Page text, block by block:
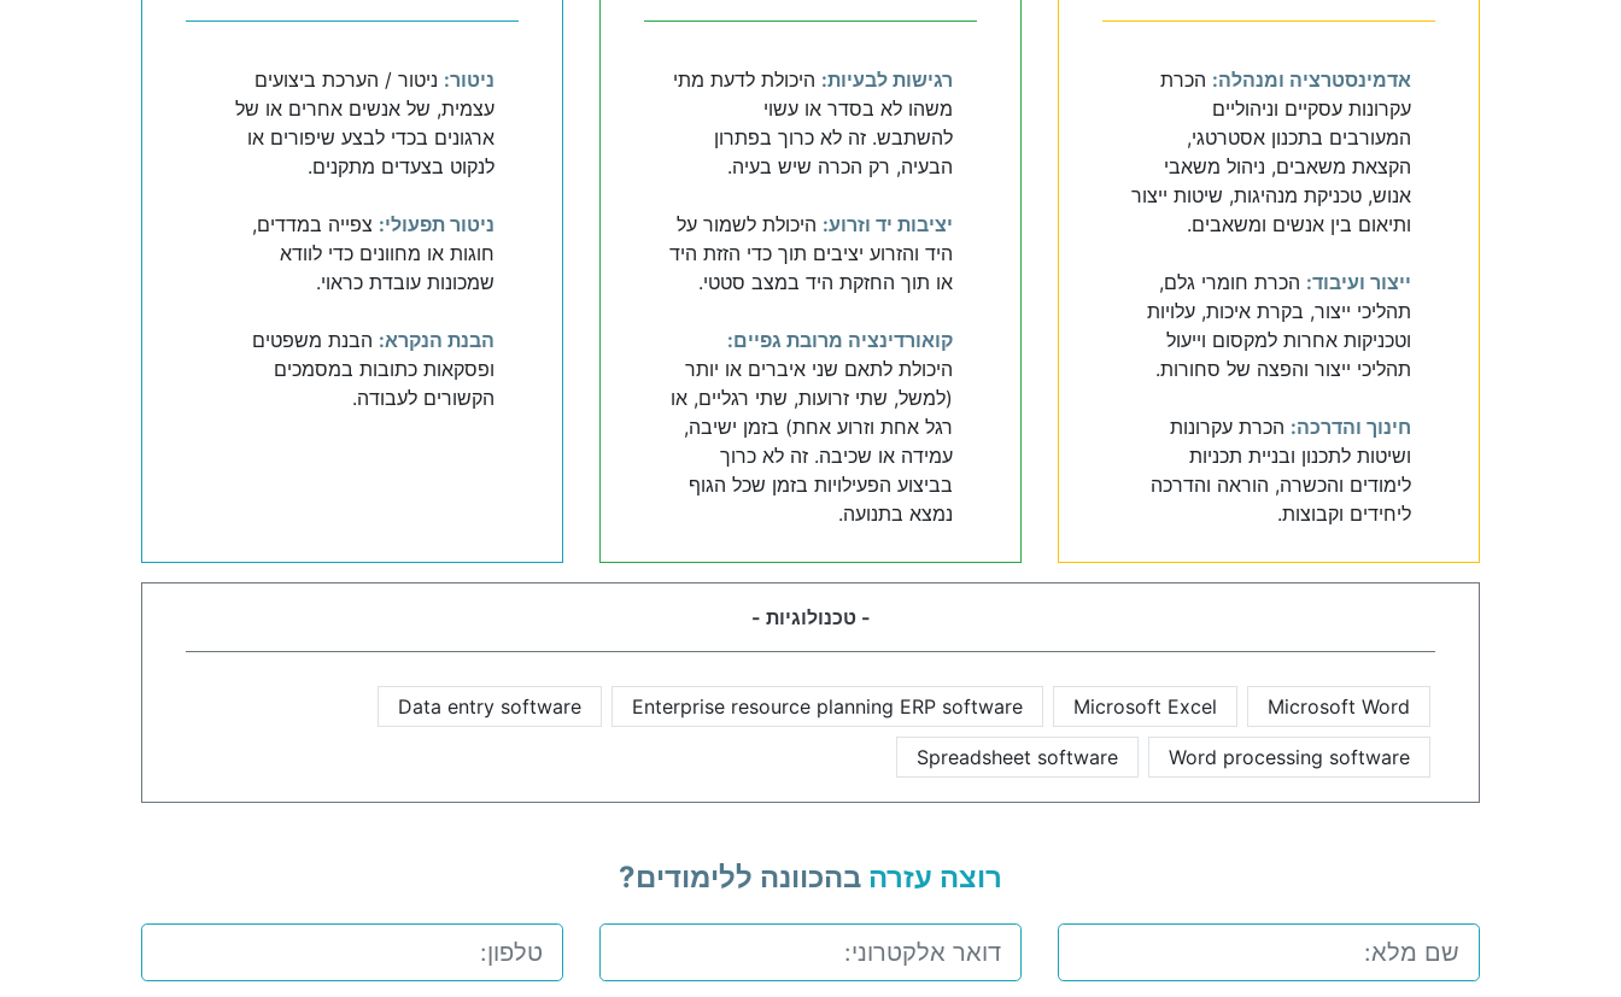
אדמינסטרציה ומנהלה: הכרת
עקרונות עסקיים וניהוליים
המעורבים בתכנון אסטרטגי,
הקצאת משאבים, ניהול משאבי
אנוש, טכניקת מנהיגות, שיטות ייצור
ותיאום בין אנשים ומשאבים.
ייצור ועיבוד: הכרת חומרי גלם,
תהליכי ייצור, בקרת איכות, עלויות
וטכניקות אחרות למקסום וייעול
תהליכי ייצור והפצה של סחורות.
חינוך והדרכה: הכרת עקרונות
ושיטות לתכנון ובניית תכניות
לימודים והכשרה, הוראה והדרכה
ליחידים וקבוצות.
רגישות לבעיות: היכולת לדעת מתי
משהו לא בסדר או עשוי
להשתבש. זה לא כרוך בפתרון
הבעיה, רק הכרה שיש בעיה.
יציבות יד וזרוע: היכולת לשמור על
היד והזרוע יציבים תוך כדי הזזת היד
או תוך החזקת היד במצב סטטי.
קואורדינציה מרובת גפיים:
היכולת לתאם שני איברים או יותר
(למשל, שתי זרועות, שתי רגליים, או
רגל אחת וזרוע אחת) בזמן ישיבה,
עמידה או שכיבה. זה לא כרוך
בביצוע הפעילויות בזמן שכל הגוף
נמצא בתנועה.
ניטור: ניטור / הערכת ביצועים
עצמית, של אנשים אחרים או של
ארגונים בכדי לבצע שיפורים או
לנקוט בצעדים מתקנים.
ניטור תפעולי: צפייה במדדים,
חוגות או מחוונים כדי לוודא
שמכונות עובדת כראוי.
הבנת הנקרא: הבנת משפטים
ופסקאות כתובות במסמכים
הקשורים לעבודה.
- טכנולוגיות -
Microsoft Word
Microsoft Excel
Enterprise resource planning ERP software
Data entry software
Word processing software
Spreadsheet software
רוצה עזרה בהכוונה ללימודים?